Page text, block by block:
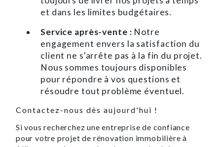
et dans les limites budgétaires.
Service après-vente : Notre
engagement envers la satisfaction du
client ne s'arrête pas à la fin du projet.
Nous sommes toujours disponibles
pour répondre à vos questions et
résoudre tout problème éventuel.
Contactez-nous dès aujourd'hui !
Si vous recherchez une entreprise de confiance
pour votre projet de rénovation immobilière à